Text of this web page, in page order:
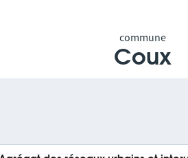
commune
Coux